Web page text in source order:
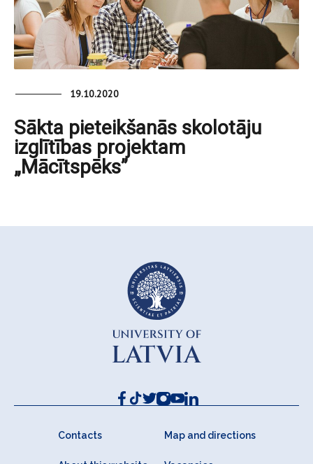
19.10.2020
Sākta pieteikšanās skolotāju
izglītības projektam
„Mācītspēks”
Contacts Map and directions